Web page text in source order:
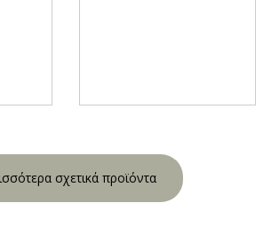
σχετικά προϊόντα